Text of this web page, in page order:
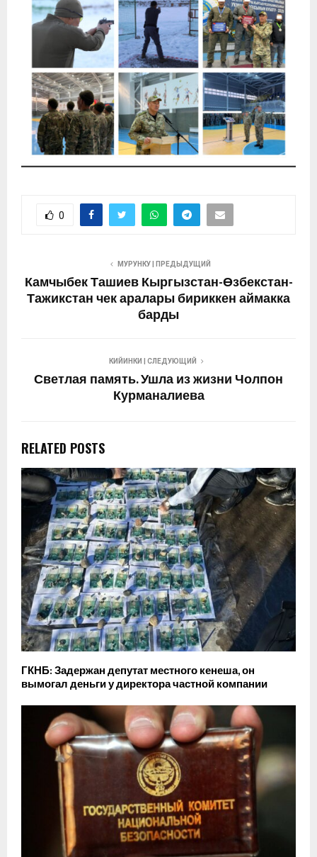
0
МУРУНКУ | ПРЕДЫДУЩИЙ
Камчыбек Ташиев Кыргызстан-Өзбекстан-
Тажикстан чек аралары бириккен аймакка
барды
КИЙИНКИ | СЛЕДУЮЩИЙ
Светлая память. Ушла из жизни Чолпон
Курманалиева
RELATED POSTS
ГКНБ: Задержан депутат местного кенеша, он
вымогал деньги у директора частной компании